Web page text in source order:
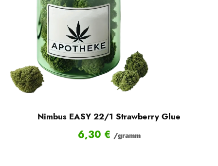
Nimbus EASY 22/1 Strawberry Glue
6,30 € /gramm